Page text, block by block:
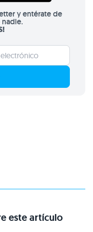
y entérate de
este artículo